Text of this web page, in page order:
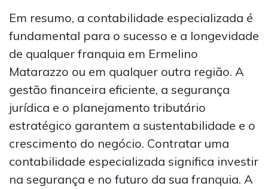
Em resumo, a contabilidade especializada é
fundamental para o sucesso e a longevidade
de qualquer franquia em Ermelino
Matarazzo ou em qualquer outra região. A
gestão financeira eficiente, a segurança
jurídica e o planejamento tributário
estratégico garantem a sustentabilidade e o
crescimento do negócio. Contratar uma
contabilidade especializada significa investir
na segurança e no futuro da sua franquia. A